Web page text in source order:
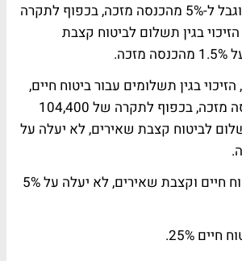
עבור ביטוח חיים, מוגבל ל-5% מהכנסה מזכה, בכפוף לתקרה
ש"ח. הזיכוי בגין תשלום לביטוח קצבת
בגין תשלומים עבור ביטוח חיים,
מוגבל ל-5% מהכנסה מזכה, בכפוף לתקרה של 104,400
לביטוח קצבת שאירים, לא יעלה על
הסכום הכולל לביטוח חיים וקצבת שאירים, לא יעלה על 5%
25%.